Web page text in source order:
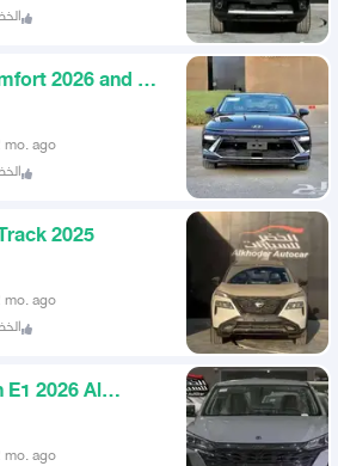
2026 and all
mo. ago
2025
mo. ago
E1 2026 Al
mo. ago